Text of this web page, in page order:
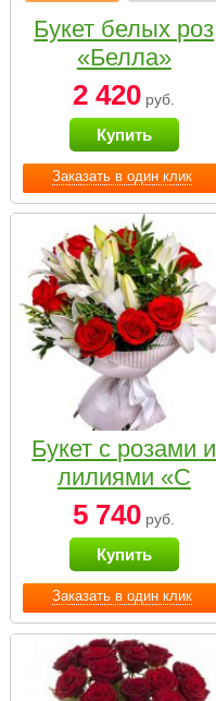
Заказать в один клик
Букет белых роз
«Белла»
2 420 руб.
Купить
Заказать в один клик
Букет с розами и
лилиями «С
наилучшими
пожеланиями»
5 740 руб.
Купить